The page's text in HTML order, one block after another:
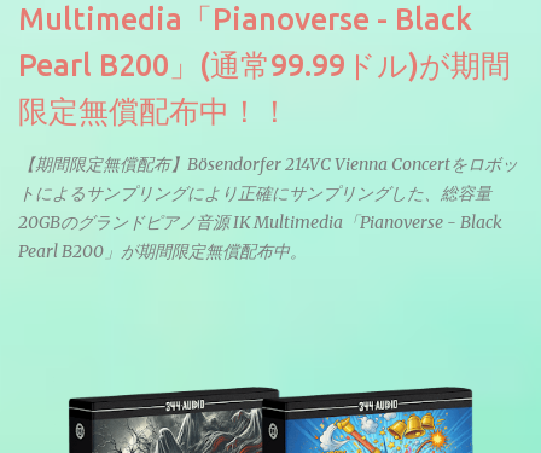
Multimedia「Pianoverse - Black
Pearl B200」(通常99.99ドル)が期間
限定無償配布中！！
【期間限定無償配布】Bösendorfer 214VC Vienna Concertをロボッ
トによるサンプリングにより正確にサンプリングした、総容量
20GBのグランドピアノ音源 IK Multimedia「Pianoverse - Black
Pearl B200」が期間限定無償配布中。